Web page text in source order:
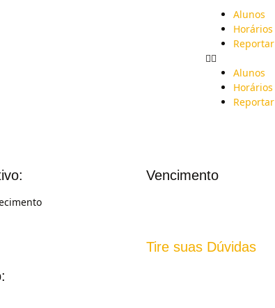
Alunos
Horários
Reportar
Alunos
Horários
Reportar
Vencimento
Tire suas Dúvidas